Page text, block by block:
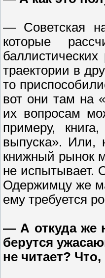
— Советская
которые
траектории в
то
вот они там на
их вопросам
примеру,
выпуска». Или,
книжный рынок
не испытывает.
Одержимцу же
ему требуется
— А откуда же
берутся
не читает?